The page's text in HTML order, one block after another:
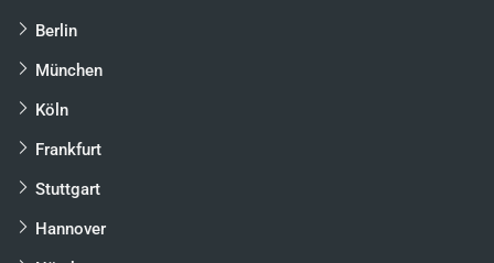
Berlin
München
Köln
Frankfurt
Stuttgart
Hannover